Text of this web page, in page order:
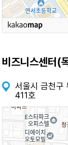
비즈니스센터(
서울시 금천구
411호